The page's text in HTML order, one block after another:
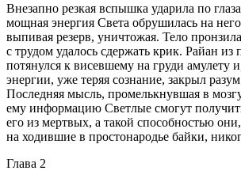
Внезапно резкая вспышка ударила по
мощная энергия Света обрушилась на
выпивая резерв, уничтожая. Тело
с трудом удалось сдержать крик. Райан из
потянулся к висевшему на груди амулету
энергии, уже теряя сознание, закрыл
Последняя мысль, промелькнувшая в
ему информацию Светлые смогут
его из мертвых, а такой способностью
на ходившие в простонародье байки,
Глава 2